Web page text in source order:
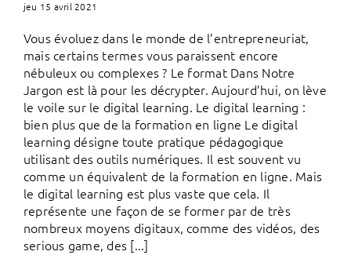
jeu 15 avril 2021
Vous évoluez dans le monde de l’entrepreneuriat,
mais certains termes vous paraissent encore
nébuleux ou complexes ? Le format Dans Notre
Jargon est là pour les décrypter. Aujourd’hui, on lève
le voile sur le digital learning. Le digital learning :
bien plus que de la formation en ligne Le digital
learning désigne toute pratique pédagogique
utilisant des outils numériques. Il est souvent vu
comme un équivalent de la formation en ligne. Mais
le digital learning est plus vaste que cela. Il
représente une façon de se former par de très
nombreux moyens digitaux, comme des vidéos, des
serious game, des [...]